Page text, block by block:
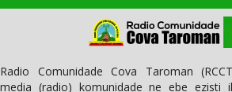
Radio Comunidade Cova Taroman
media (radio) komunidade ne ebe ezisti